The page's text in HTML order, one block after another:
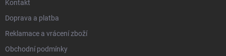
Kontakt
Doprava a platba
Reklamace a vrácení zboží
Obchodní podmínky